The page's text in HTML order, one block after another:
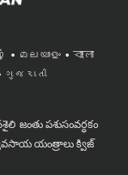
മലയാളം
বাংলা
ગુજરાતી
జంతు పశుసంవర్ధకం
యంత్రాలు క్విజ్